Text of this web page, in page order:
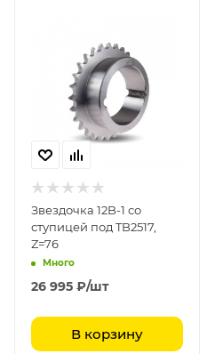
Звездочка 12B-1 со
ступицей под TB2517,
Z=76
Много
26 995 ₽/шт
В корзину